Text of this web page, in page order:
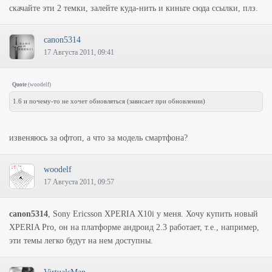
скачайте эти 2 темки, залейте куда-нить и киньте сюда ссылки, плз.
canon5314
17 Августа 2011, 09:41
Quote (woodelf)
1.6 и почему-то не хочет обновляться (зависает при обновлении)
извеняюсь за офтоп, а что за модель смартфона?
woodelf
17 Августа 2011, 09:57
canon5314, Sony Ericsson XPERIA X10i у меня. Хочу купить новый
XPERIA Pro, он на платформе андроид 2.3 работает, т.е., например,
эти темы легко будут на нем доступны.